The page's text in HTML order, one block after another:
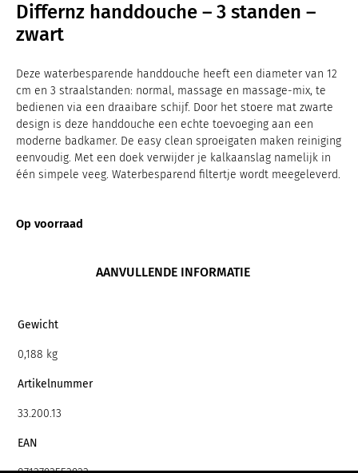
Differnz handdouche – 3 standen –
zwart
Deze waterbesparende handdouche heeft een diameter van 12
cm en 3 straalstanden: normal, massage en massage-mix, te
bedienen via een draaibare schijf. Door het stoere mat zwarte
design is deze handdouche een echte toevoeging aan een
moderne badkamer. De easy clean sproeigaten maken reiniging
eenvoudig. Met een doek verwijder je kalkaanslag namelijk in
één simpele veeg. Waterbesparend filtertje wordt meegeleverd.
Op voorraad
AANVULLENDE INFORMATIE
Gewicht
0,188 kg
Artikelnummer
33.200.13
EAN